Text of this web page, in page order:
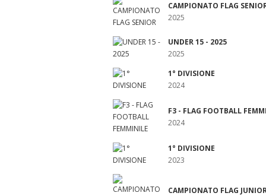
CAMPIONATO FLAG
2025
UNDER 15 - 2025
2025
1° DIVISIONE
2024
F3 - FLAG FOOTBALL
2024
1° DIVISIONE
2023
CAMPIONATO FLAG